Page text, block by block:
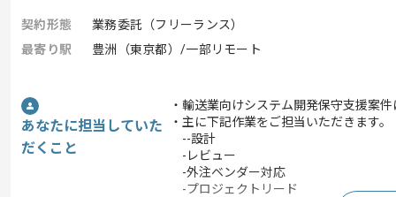
契約形態
業務委託（フリーランス）
最寄り駅
豊洲（東京都）/一部リモート
あなたに担当していた
だくこと
・輸送業向けシステム開発保守支援案
・主に下記作業をご担当いただきます。
--設計
-レビュー
-外注ベンダー対応
-プロジェクトリード